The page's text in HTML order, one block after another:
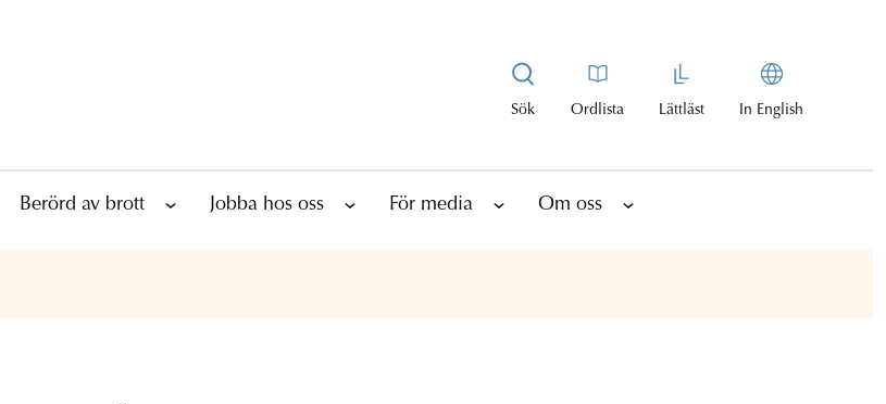
Sök Ordlista Lättläst In English
Berörd av brott Jobba hos oss För media Om oss